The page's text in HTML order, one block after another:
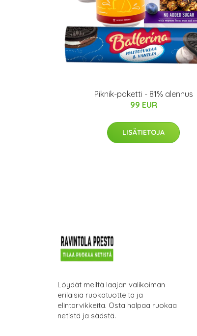
Piknik-paketti - 81% alennus
99 EUR
LISÄTIETOJA
Löydät meiltä laajan valikoiman
erilaisia ruokatuotteita ja
elintarvikkeita. Osta halpaa ruokaa
netistä ja säästä.